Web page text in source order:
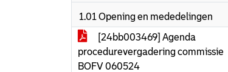
1.01 Opening en mededelingen
[24bb003469] Agenda
procedurevergadering commissie
BOFV 060524